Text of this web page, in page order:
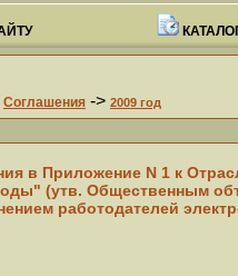
Соглашения -> 2009 год
в Приложение N 1 к
(утв. Общественным
работодателей